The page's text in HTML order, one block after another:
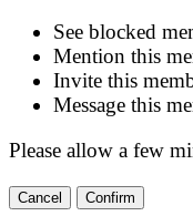
See blocked
Mention this
Invite this
Message this
Please allow a few
Confirm